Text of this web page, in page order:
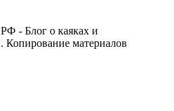
- Блог о каяках и
Копирование материалов